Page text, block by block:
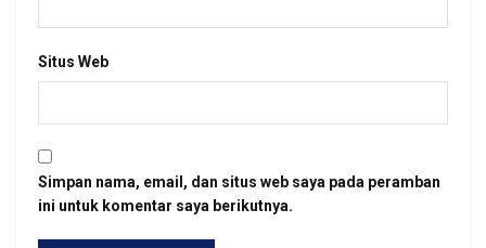
Situs Web
Simpan nama, email, dan situs web saya pada peramban
ini untuk komentar saya berikutnya.